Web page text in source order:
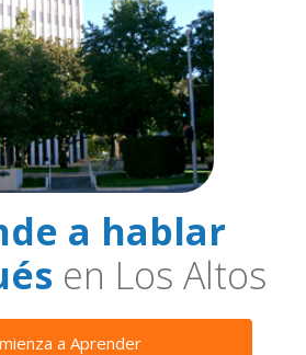
a hablar
en Los Altos
a Aprender